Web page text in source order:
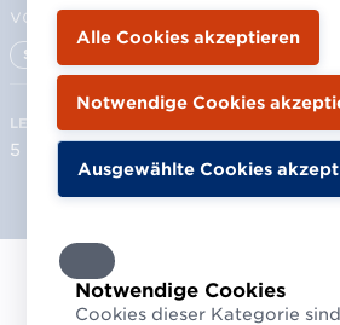
von GS1 Austria.
Standards & Digitalisierung
LESEZEIT
5 Min.
Notwendige Cookies
Cookies dieser Kategorie